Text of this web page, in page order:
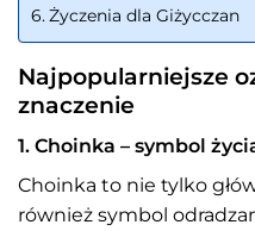
Życzenia dla Giżycczan
Najpopularniejsze
znaczenie
1. Choinka – symbol
Choinka to nie tylko
również symbol